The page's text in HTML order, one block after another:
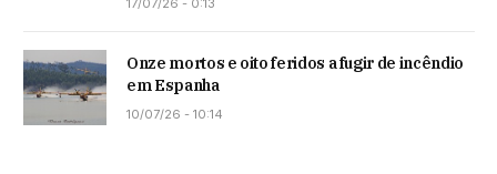
17/07/26 - 0:13
Onze mortos e oito feridos a fugir de incêndio
em Espanha
10/07/26 - 10:14